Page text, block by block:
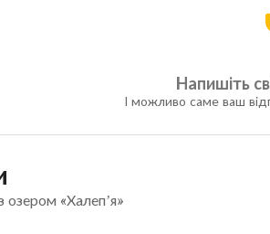
Напишіть
І можливо саме ваш
озером «Халеп’я»